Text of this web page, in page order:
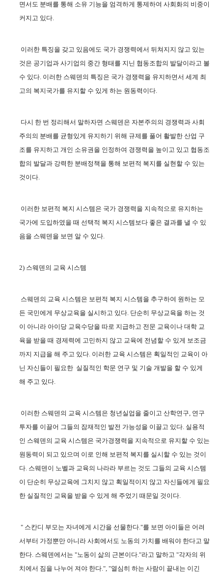
면서도 분배를 통해 소유 기능을 엄격하게 통제하여 사회화의 비중이
커지고 있다.
이러한 특징을 갖고 있음에도 국가 경쟁력에서 뒤쳐지지 않고 있는
것은 공기업과 사기업의 중간 형태를 지닌 협동조합의 발달이라고 볼
수 있다. 이러한 스웨덴의 특징은 국가 경쟁력을 유지하면서 세계 최
고의 복지국가를 유지할 수 있게 하는 원동력이다.
다시 한 번 정리해서 말하자면 스웨덴은 자본주의의 경쟁력과 사회
주의의 분배를 균형있게 유지하기 위해 규제를 풀어 활발한 산업 구
조를 유지하고 개인 소유권을 인정하여 경쟁력을 높이고 있고 협동조
합의 발달과 강력한 분배정책을 통해 보편적 복지를 실현할 수 있는
것이다.
이러한 보편적 복지 시스템은 국가 경쟁력을 지속적으로 유지하는
국가에 도입하였을 때 선택적 복지 시스템보다 좋은 결과를 낼 수 있
음을 스웨덴을 보면 알 수 있다.
2) 스웨덴의 교육 시스템
스웨덴의 교육 시스템은 보편적 복지 시스템을 추구하여 원하는 모
든 국민에게 무상교육을 실시하고 있다. 단순히 무상교육을 하는 것
이 아니라 아이당 교육수당을 따로 지급하고 전문 교육이나 대학 교
육을 받을 때 경제력에 고민하지 않고 교육에 전념할 수 있게 보조금
까지 지급을 해 주고 있다. 이러한 교육 시스템은 획일적인 교육이 아
닌 자신들이 필요한 실질적인 학문 연구 및 기술 개발을 할 수 있게
해 주고 있다.
이러한 스웨덴의 교육 시스템은 청년실업을 줄이고 산학연구, 연구
투자를 이끌어 그들의 잠재적인 발전 가능성을 이끌고 있다. 실용적
인 스웨덴의 교육 시스템은 국가경쟁력을 지속적으로 유지할 수 있는
원동력이 되고 있으며 이로 인해 보편적 복지를 실시할 수 있는 것이
다. 스웨덴이 노벨과 교육의 나라라 부르는 것도 그들의 교육 시스템
이 단순히 무상교육에 그치지 않고 획일적이지 않고 자신들에게 필요
한 실질적인 교육을 받을 수 있게 해 주었기 때문일 것이다.
" 스칸디 부모는 자녀에게 시간을 선물한다."를 보면 아이들은 어려
서부터 가정뿐만 아니라 사회에서도 노동의 가치를 배워야 한다고 말
한다. 스웨덴에서는 "노동이 삶의 근본이다."라고 말하고 "각자의 위
치에서 짐을 나누어 져야 한다.", "열심히 하는 사람이 끝내는 이긴